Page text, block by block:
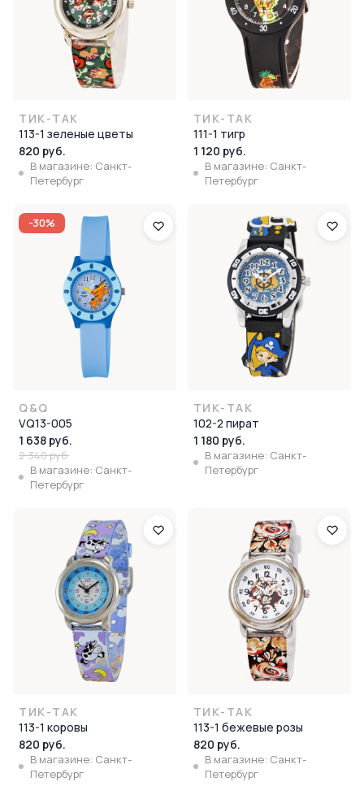
ТИК-ТАК
113-1 зеленые цветы
820 руб.
В магазине: Санкт-
Петербург
ТИК-ТАК
111-1 тигр
1 120 руб.
В магазине: Санкт-
Петербург
-30%
Q&Q
VQ13-005
1 638 руб.
2 340 руб.
В магазине: Санкт-
Петербург
ТИК-ТАК
102-2 пират
1 180 руб.
В магазине: Санкт-
Петербург
ТИК-ТАК
113-1 коровы
820 руб.
В магазине: Санкт-
Петербург
ТИК-ТАК
113-1 бежевые розы
820 руб.
В магазине: Санкт-
Петербург